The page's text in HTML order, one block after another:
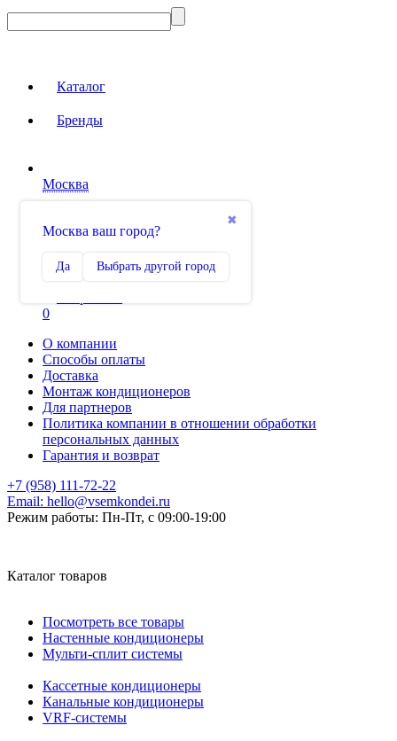
Каталог
Бренды
Москва
✖
Москва ваш город?
Да Выбрать другой город
Сравнение
0
О компании
Способы оплаты
Доставка
Монтаж кондиционеров
Для партнеров
Политика компании в отношении обработки
персональных данных
Гарантия и возврат
+7 (958) 111-72-22
Email: hello@vsemkondei.ru
Режим работы: Пн-Пт, с 09:00-19:00
Каталог товаров
Посмотреть все товары
Настенные кондиционеры
Мульти-сплит системы
Кассетные кондиционеры
Канальные кондиционеры
VRF-системы